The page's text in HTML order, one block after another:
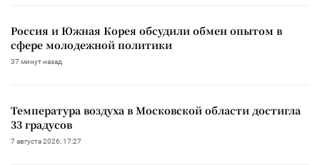
Россия и Южная Корея обсудили обмен опытом в
сфере молодежной политики
37 минут назад
Температура воздуха в Московской области достигла
33 градусов
7 августа 2026, 17:27